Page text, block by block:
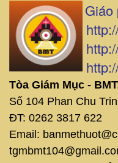
Giáo
Tòa Giám Mục -
Số 104 Phan Chu
ĐT: 0262 3817 622
Email: